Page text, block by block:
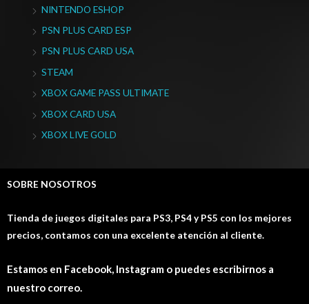
NINTENDO ESHOP
PSN PLUS CARD ESP
PSN PLUS CARD USA
STEAM
XBOX GAME PASS ULTIMATE
XBOX CARD USA
XBOX LIVE GOLD
SOBRE NOSOTROS
Tienda de juegos digitales para PS3, PS4 y PS5 con los mejores
precios, contamos con una excelente atención al cliente.
Estamos en Facebook, Instagram o puedes escribirnos a
nuestro correo.